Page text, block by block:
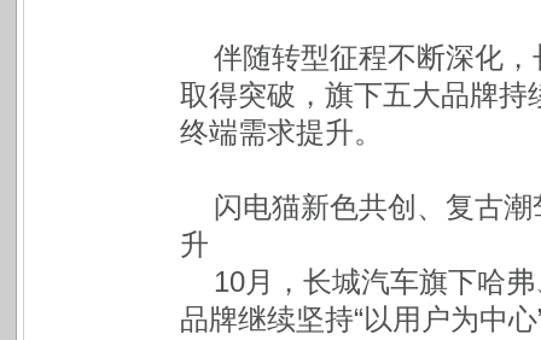
伴随转型征程不断深化
取得突破，旗下五大品牌
终端需求提升。
闪电猫新色共创、复古
升
10月，长城汽车旗下哈
品牌继续坚持“以用户为中